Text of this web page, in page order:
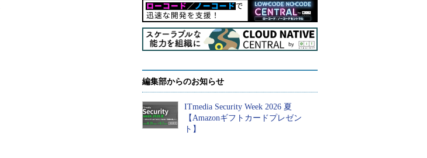
編集部からのお知らせ
ITmedia Security Week 2026 夏
【Amazonギフトカードプレゼン
ト】